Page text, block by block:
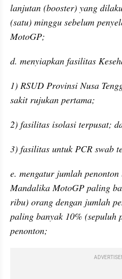
lanjutan (booster) yang
(satu) minggu sebelum
MotoGP;
d. menyiapkan fasilitas
1) RSUD Provinsi Nusa
sakit rujukan pertama;
2) fasilitas isolasi terpusat;
3) fasilitas untuk PCR swab
e. mengatur jumlah
Mandalika MotoGP paling
ribu) orang dengan jumlah
paling banyak 10% (sepuluh
penonton;